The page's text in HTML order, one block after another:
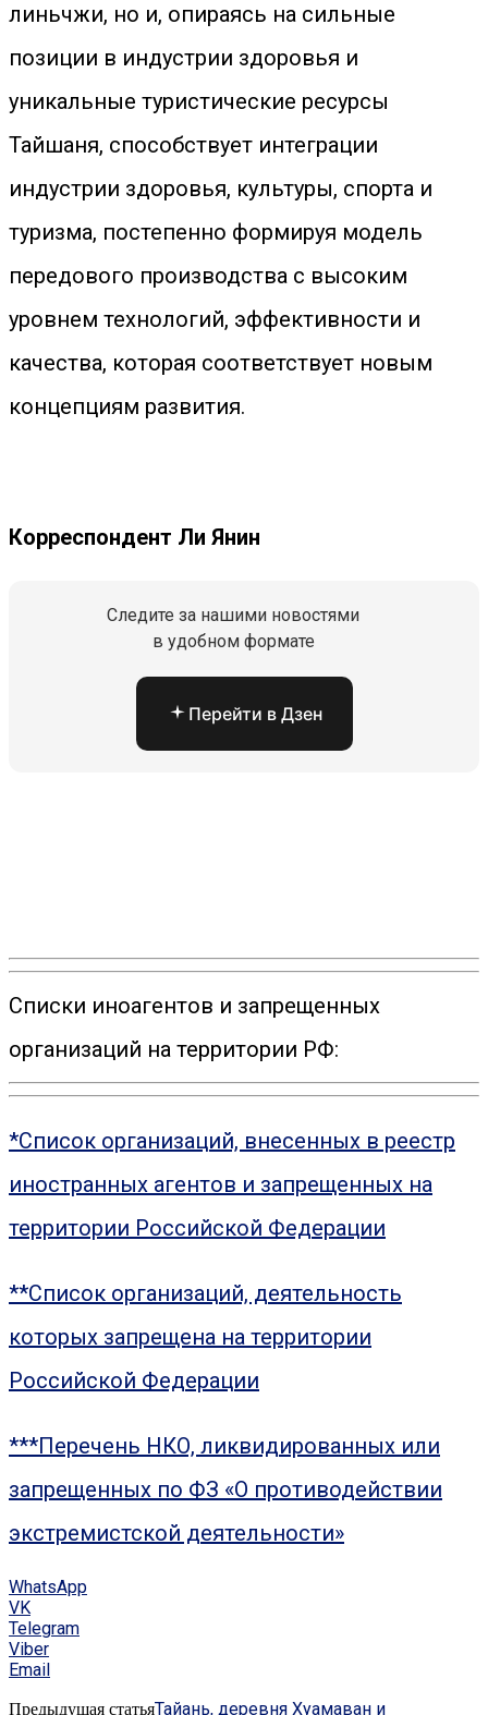
линьчжи, но и, опираясь на сильные
позиции в индустрии здоровья и
уникальные туристические ресурсы
Тайшаня, способствует интеграции
индустрии здоровья, культуры, спорта и
туризма, постепенно формируя модель
передового производства с высоким
уровнем технологий, эффективности и
качества, которая соответствует новым
концепциям развития.
Корреспондент Ли Янин
Следите за нашими новостями
в удобном формате
Перейти в Дзен
Списки иноагентов и запрещенных
организаций на территории РФ:
*Список организаций, внесенных в реестр
иностранных агентов и запрещенных на
территории Российской Федерации
**Список организаций, деятельность
которых запрещена на территории
Российской Федерации
***Перечень НКО, ликвидированных или
запрещенных по ФЗ «О противодействии
экстремистской деятельности»
WhatsApp
VK
Telegram
Viber
Email
Предыдущая статьяТайань, деревня Хуамаван и